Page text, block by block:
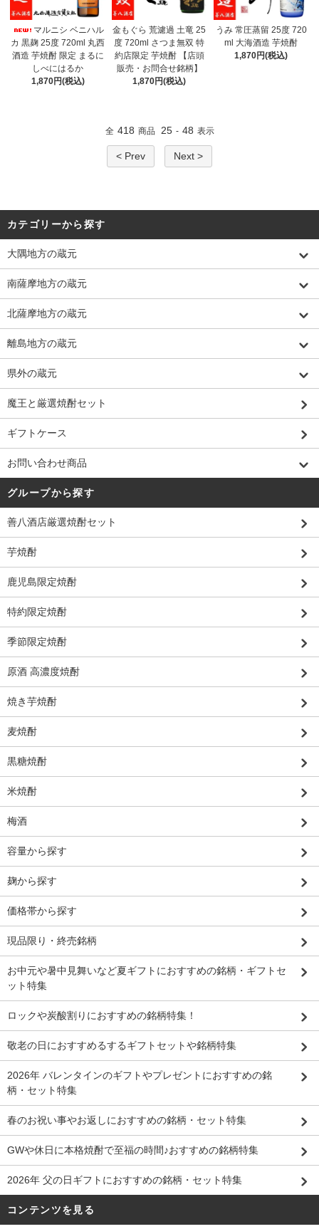
マルニシ ベニハル
カ 黒麹 25度 720ml 丸西
酒造 芋焼酎 限定 まるに
しべにはるか
1,870円(税込)
金もぐら 荒濾過 土竜 25
度 720ml さつま無双 特
約店限定 芋焼酎 【店頭
販売・お問合せ銘柄】
1,870円(税込)
うみ 常圧蒸留 25度 720
ml 大海酒造 芋焼酎
1,870円(税込)
全 418 商品 25 - 48 表示
< Prev Next >
カテゴリーから探す
大隅地方の蔵元
南薩摩地方の蔵元
北薩摩地方の蔵元
離島地方の蔵元
県外の蔵元
魔王と厳選焼酎セット
ギフトケース
お問い合わせ商品
グループから探す
善八酒店厳選焼酎セット
芋焼酎
鹿児島限定焼酎
特約限定焼酎
季節限定焼酎
原酒 高濃度焼酎
焼き芋焼酎
麦焼酎
黒糖焼酎
米焼酎
梅酒
容量から探す
麹から探す
価格帯から探す
現品限り・終売銘柄
お中元や暑中見舞いなど夏ギフトにおすすめの銘柄・ギフトセ
ット特集
ロックや炭酸割りにおすすめの銘柄特集！
敬老の日におすすめるするギフトセットや銘柄特集
2026年 バレンタインのギフトやプレゼントにおすすめの銘
柄・セット特集
春のお祝い事やお返しにおすすめの銘柄・セット特集
GWや休日に本格焼酎で至福の時間♪おすすめの銘柄特集
2026年 父の日ギフトにおすすめの銘柄・セット特集
コンテンツを見る